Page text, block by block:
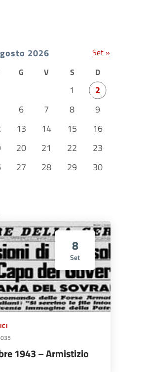
2026
G V S D
1
2
6 7 8
9
13 14 15
16
20 21 22
23
27 28 29
30
Set »
8
Set
1943 – Armistizio